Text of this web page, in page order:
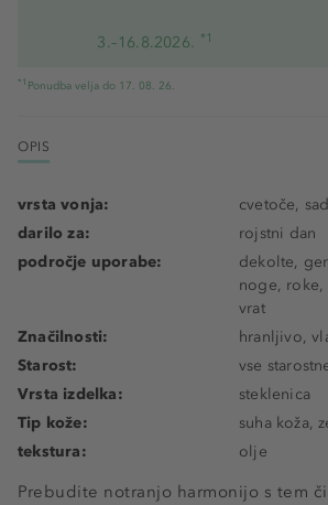
3.–16.8.2026. *1
*1 Ponudba velja do 17. 08. 26.
OPIS
Prebudite notranjo harmonijo s tem
vrsta vonja:
cvetoče,
darilo za:
rojstni dan
področje uporabe:
dekolte,
noge, roke,
vrat
Značilnosti:
hranljivo,
Starost:
vse
Vrsta izdelka:
steklenica
Tip kože:
suha koža,
tekstura:
olje